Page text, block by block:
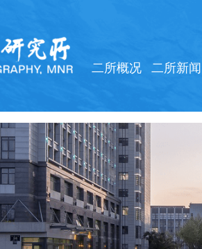
二所概况 二所新闻